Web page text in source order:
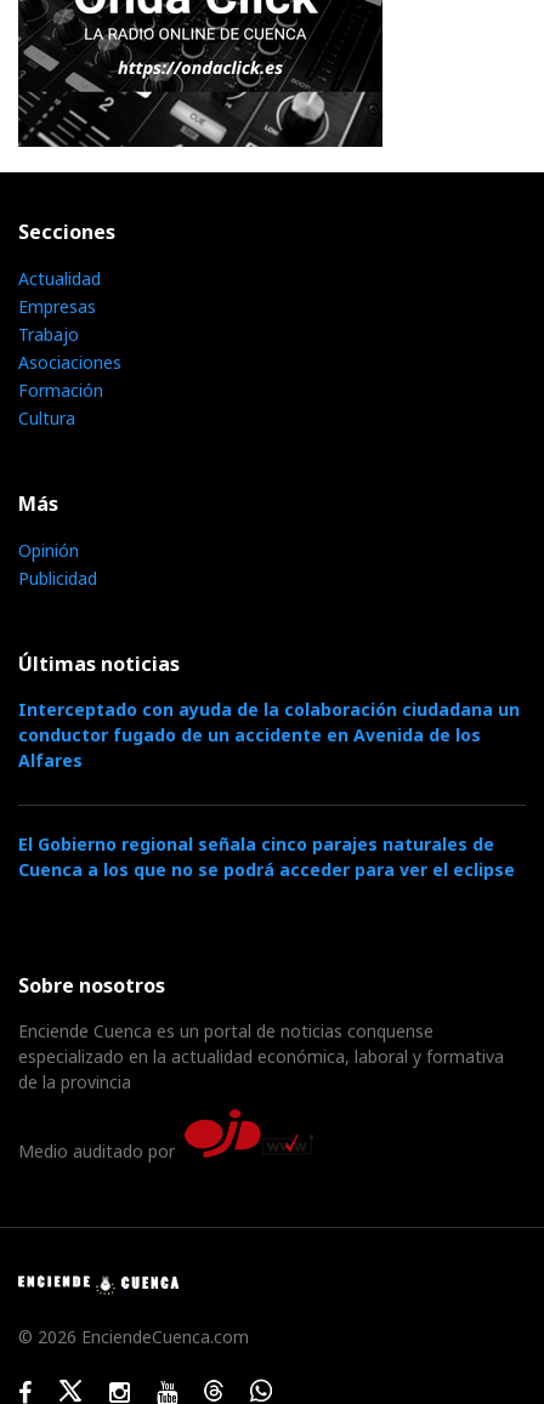
Secciones
Actualidad
Empresas
Trabajo
Asociaciones
Formación
Cultura
Más
Opinión
Publicidad
Últimas noticias
Interceptado con ayuda de la colaboración ciudadana un
conductor fugado de un accidente en Avenida de los
Alfares
El Gobierno regional señala cinco parajes naturales de
Cuenca a los que no se podrá acceder para ver el eclipse
Sobre nosotros
Enciende Cuenca es un portal de noticias conquense
especializado en la actualidad económica, laboral y formativa
de la provincia
Medio auditado por
© 2026 EnciendeCuenca.com